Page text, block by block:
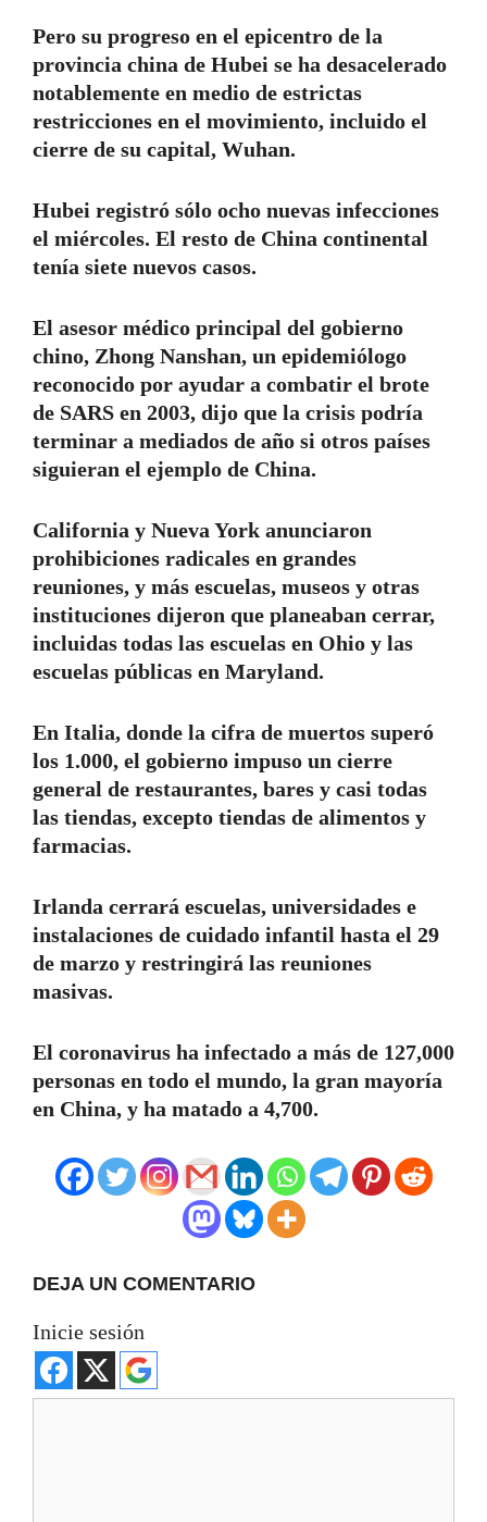
Pero su progreso en el epicentro de la
provincia china de Hubei se ha desacelerado
notablemente en medio de estrictas
restricciones en el movimiento, incluido el
cierre de su capital, Wuhan.
Hubei registró sólo ocho nuevas infecciones
el miércoles. El resto de China continental
tenía siete nuevos casos.
El asesor médico principal del gobierno
chino, Zhong Nanshan, un epidemiólogo
reconocido por ayudar a combatir el brote
de SARS en 2003, dijo que la crisis podría
terminar a mediados de año si otros países
siguieran el ejemplo de China.
California y Nueva York anunciaron
prohibiciones radicales en grandes
reuniones, y más escuelas, museos y otras
instituciones dijeron que planeaban cerrar,
incluidas todas las escuelas en Ohio y las
escuelas públicas en Maryland.
En Italia, donde la cifra de muertos superó
los 1.000, el gobierno impuso un cierre
general de restaurantes, bares y casi todas
las tiendas, excepto tiendas de alimentos y
farmacias.
Irlanda cerrará escuelas, universidades e
instalaciones de cuidado infantil hasta el 29
de marzo y restringirá las reuniones
masivas.
El coronavirus ha infectado a más de 127,000
personas en todo el mundo, la gran mayoría
en China, y ha matado a 4,700.
DEJA UN COMENTARIO
Inicie sesión